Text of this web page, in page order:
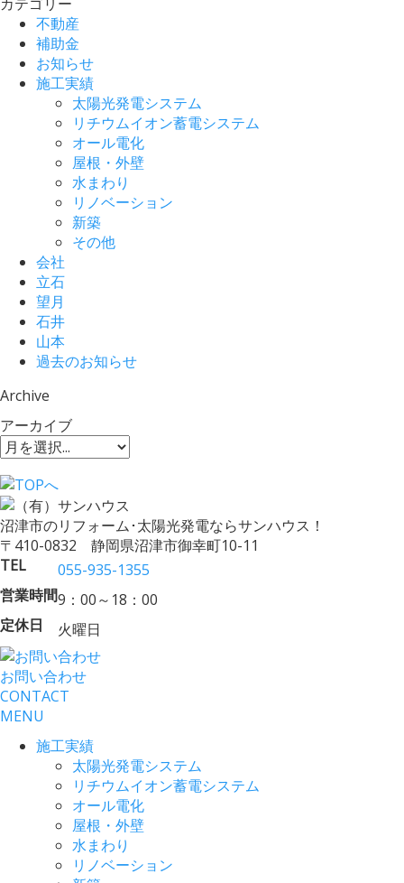
不動産
補助金
お知らせ
施工実績
太陽光発電システム
リチウムイオン蓄電システム
オール電化
屋根・外壁
水まわり
リノベーション
新築
その他
会社
立石
望月
石井
山本
過去のお知らせ
Archive
アーカイブ
沼津市のリフォーム･太陽光発電ならサンハウス！
〒410-0832 静岡県沼津市御幸町10-11
TEL
055-935-1355
営業時間9：00～18：00
定休日
火曜日
お問い合わせ
CONTACT
MENU
施工実績
太陽光発電システム
リチウムイオン蓄電システム
オール電化
屋根・外壁
水まわり
リノベーション